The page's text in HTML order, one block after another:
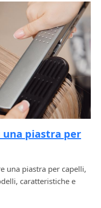
una piastra per
una piastra per capelli,
caratteristiche e